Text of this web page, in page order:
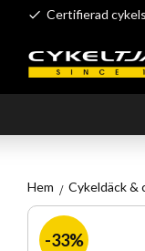
Certifierad
Hem Cykeldäck &
33%